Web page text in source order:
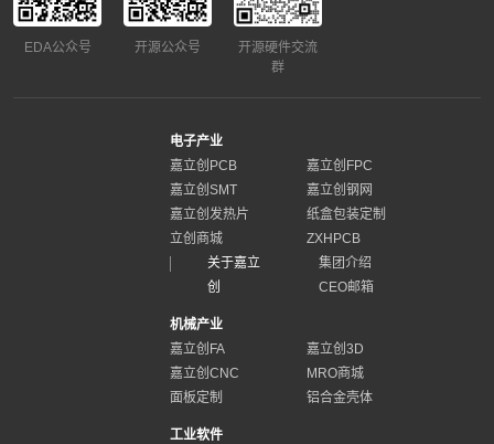
EDA公众号 开源公众号
开源硬件交流
群
电子产业
嘉立创PCB
嘉立创FPC
嘉立创SMT
嘉立创钢网
嘉立创发热片
纸盒包装定制
立创商城
ZXHPCB
关于嘉立
创
集团介绍
CEO邮箱
机械产业
嘉立创FA
嘉立创3D
嘉立创CNC
MRO商城
面板定制
铝合金壳体
工业软件